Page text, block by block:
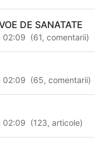
DE SANATATE
02:09 (61,comentarii)
02:09 (65,comentarii)
02:09 (123,articole)